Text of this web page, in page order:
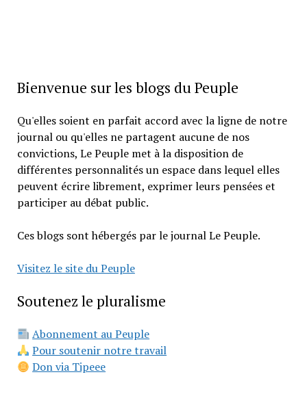
Bienvenue sur les blogs du Peuple
Qu'elles soient en parfait accord avec la ligne de notre
journal ou qu'elles ne partagent aucune de nos
convictions, Le Peuple met à la disposition de
différentes personnalités un espace dans lequel elles
peuvent écrire librement, exprimer leurs pensées et
participer au débat public.
Ces blogs sont hébergés par le journal Le Peuple.
Visitez le site du Peuple
Soutenez le pluralisme
Abonnement au Peuple
Pour soutenir notre travail
Don via Tipeee